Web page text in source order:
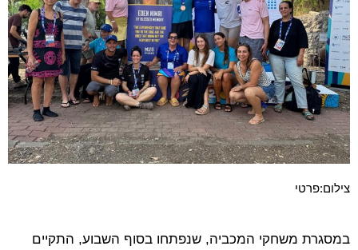
צילום:פרטי
במסגרת משחקי המכביה, שנפתחו בסוף השבוע, התקיים